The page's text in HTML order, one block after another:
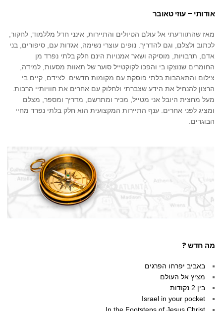
אודותי – עוזי טאובר
מאז שהתוודעתי אל עולם הטיולים והתיירות, אינני חדל מללמוד, לחקור,
לכתוב ולצלם, וגם להדריך. נופים עוצרי נשימה, אגדות עם, סיפורים, בני
אדם, תרבויות, מוסיקה ושאר אמנויות הינם חלק בלתי נפרד מן
החומרים שנוצקו בי והפכו לקוקטייל סוער של תאוות מסעות, למידה,
צילום והתאהבות בלתי פוסקת עם מקומות חדשים. לצידם, קיים בי
הרצון להנחיל את הידע שצברתי ולחלוק עם אחרים את חוויותיי הרבות.
מעל מחצית היובל אני מטייל, מכיר ומתרשם, מדריך ומספר, מצלם
ומציג לפני אחרים. ענף התיירות המקצועית הוא חלק בלתי נפרד מחיי
הבוגרים.
מה חדש ?
באביב יפרחו הפרגים
מציץ אל העולם
בין 2 נקודות
Israel in your pocket
In the Footsteps of Jesus Christ